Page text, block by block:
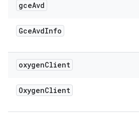
gceAvd
GceAvdInfo
oxygenClient
OxygenClient